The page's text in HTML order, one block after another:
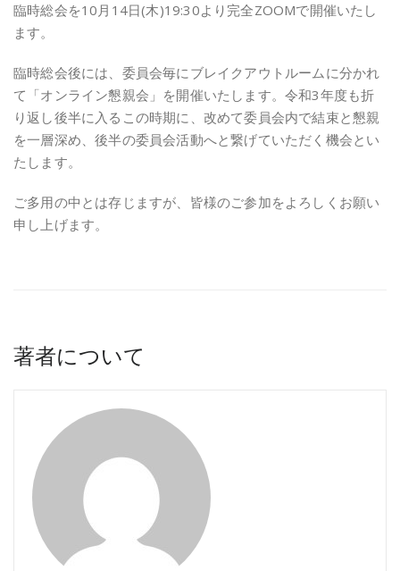
臨時総会を10月14日(木)19:30より完全ZOOMで開催いたし
ます。
臨時総会後には、委員会毎にブレイクアウトルームに分かれ
て「オンライン懇親会」を開催いたします。令和3年度も折
り返し後半に入るこの時期に、改めて委員会内で結束と懇親
を一層深め、後半の委員会活動へと繋げていただく機会とい
たします。
ご多用の中とは存じますが、皆様のご参加をよろしくお願い
申し上げます。
著者について